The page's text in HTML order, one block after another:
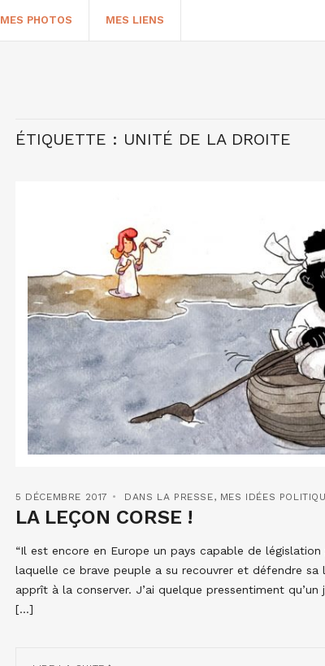
MES PHOTOS MES LIENS
ÉTIQUETTE : UNITÉ DE LA DROITE
5 DÉCEMBRE 2017 DANS LA PRESSE, MES IDÉES
LA LEÇON CORSE !
“Il est encore en Europe un pays capable de
laquelle ce brave peuple a su recouvrer et défendre
apprît à la conserver. J’ai quelque pressentiment
[…]